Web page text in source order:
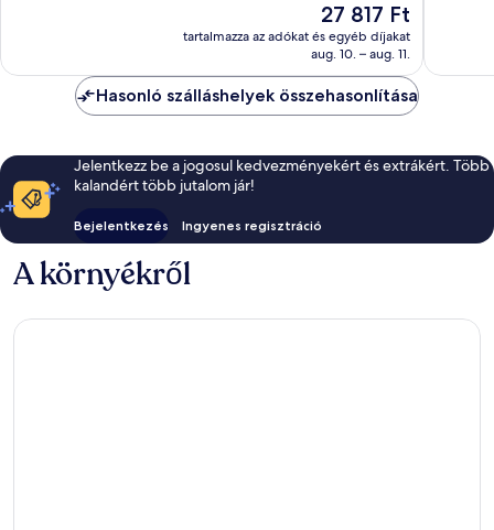
Az
ár
27 817 Ft
27 817 Ft
tartalmazza az adókat és egyéb díjakat
aug. 10. – aug. 11.
Hasonló szálláshelyek összehasonlítása
Jelentkezz be a jogosul kedvezményekért és extrákért. Több
kalandért több jutalom jár!
Bejelentkezés Ingyenes regisztráció
A környékről